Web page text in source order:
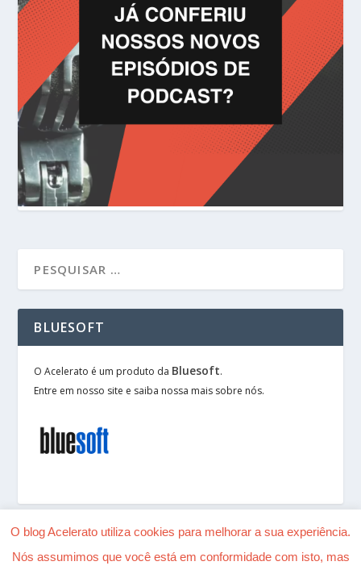
BLUESOFT
O Acelerato é um produto da Bluesoft.
Entre em nosso site e saiba nossa mais sobre nós.
O blog Acelerato utiliza cookies para melhorar a sua experiência.
Nós assumimos que você está em conformidade com isto, mas